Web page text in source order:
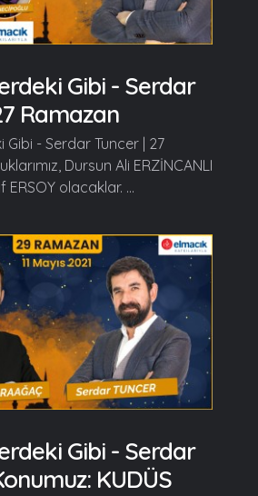
Gibi - Serdar
Ramazan
Gibi - Serdar Tuncer | 27
Dursun Ali ERZİNCANLI
ERSOY olacaklar. ...
Gibi - Serdar
KUDÜS